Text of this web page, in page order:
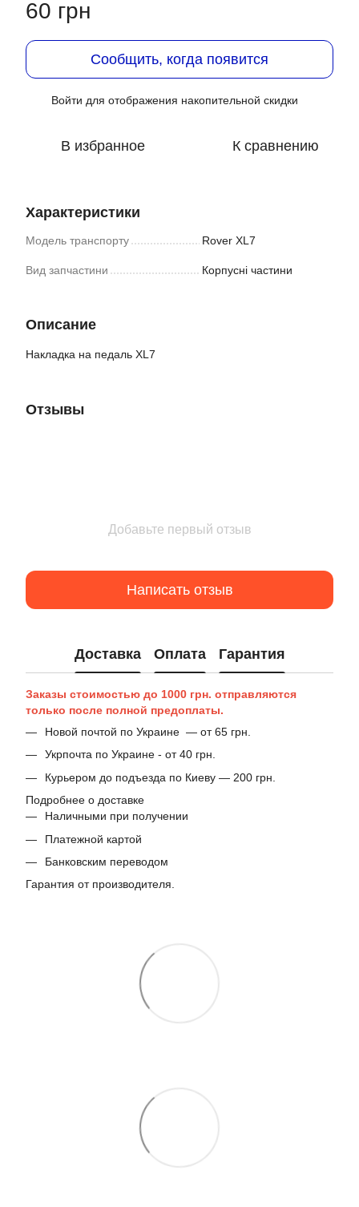
60 грн
Сообщить, когда появится
Войти для отображения накопительной скидки
В избранное К сравнению
Характеристики
Модель транспорту Rover XL7
Вид запчастини Корпусні частини
Описание
Накладка на педаль XL7
Отзывы
Добавьте первый отзыв
Написать отзыв
Доставка Оплата Гарантия
Заказы стоимостью до 1000 грн. отправляются
только после полной предоплаты.
Новой почтой по Украине — от 65 грн.
Укрпочта по Украине - от 40 грн.
Курьером до подъезда по Киеву — 200 грн.
Подробнее о доставке
Наличными при получении
Платежной картой
Банковским переводом
Гарантия от производителя.